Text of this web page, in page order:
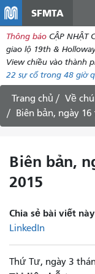
SFMTA
Thông báo CẬP NHẬT
giao lộ 19th &
View chiều vào thành
22 sự cố trong 48 giờ
Trang chủ Về
Biên bản, ngày
Biên bản,
2015
Chia sẻ bài viết
LinkedIn
Thứ Tư, ngày 3